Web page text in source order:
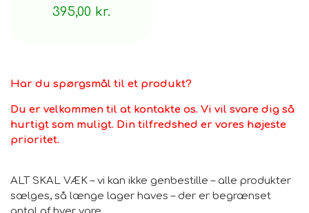
395,00 kr.
Har du spørgsmål til et produkt?
Du er velkommen til at kontakte os. Vi vil svare dig så
hurtigt som muligt. Din tilfredshed er vores højeste
prioritet.
ALT SKAL VÆK – vi kan ikke genbestille – alle produkter
sælges, så længe lager haves – der er begrænset